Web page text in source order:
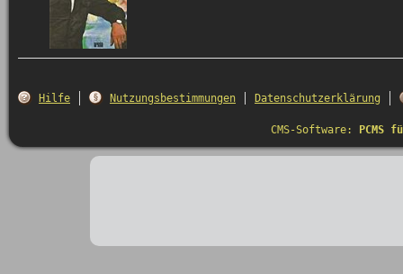
Hilfe Nutzungsbestimmungen Datenschutzerklärung
CMS-Software: PCMS